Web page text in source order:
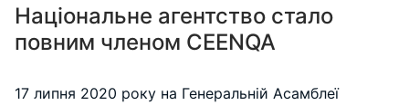
Національне агентство стало
повним членом CEENQA
17 липня 2020 року на Генеральній Асамблеї